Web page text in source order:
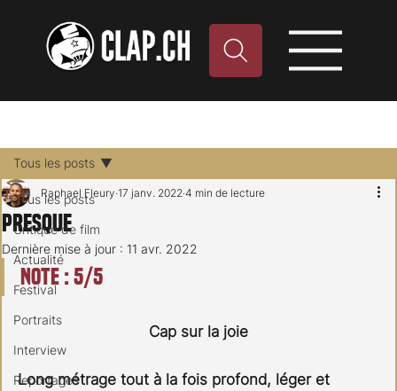
Tous les posts
Critique de film
Actualité
Festival
Portraits
Interview
Reportages
Tous les posts
Presque
Raphael Fleury 17 janv. 2022 4 min de lecture
Dernière mise à jour : 11 avr. 2022
Note : 5/5
Cap sur la joie
Long métrage tout à la fois profond, léger et